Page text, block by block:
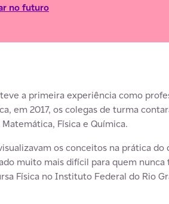
no futuro
a primeira experiência como
em 2017, os colegas de turma
Física e Química.
os conceitos na prática
muito mais difícil para quem
Física no Instituto Federal do Rio